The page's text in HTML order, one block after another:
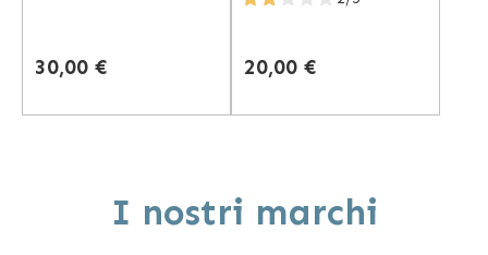
30,00 €
con volume regolabile e
20,00 €
I nostri marchi